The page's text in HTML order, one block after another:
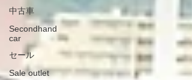
中古車
Secondhand
car
セール
Sale outlet